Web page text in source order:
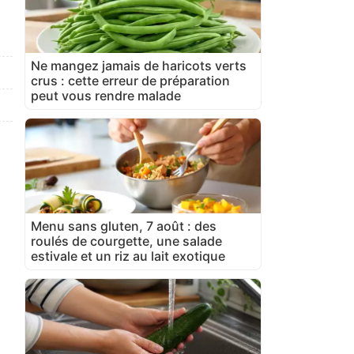
Ne mangez jamais de haricots verts
crus : cette erreur de préparation
peut vous rendre malade
Menu sans gluten, 7 août : des
roulés de courgette, une salade
estivale et un riz au lait exotique